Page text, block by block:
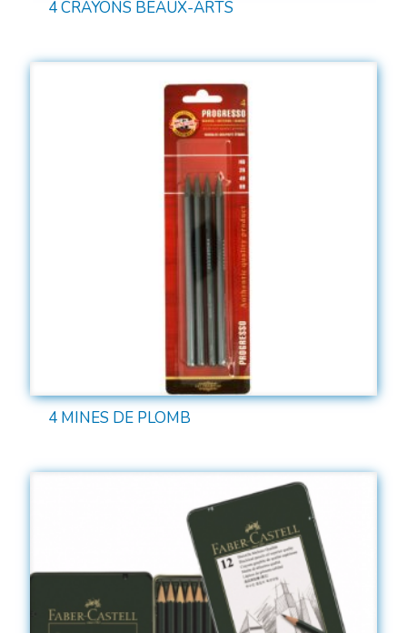
4 CRAYONS BEAUX-ARTS
4 MINES DE PLOMB